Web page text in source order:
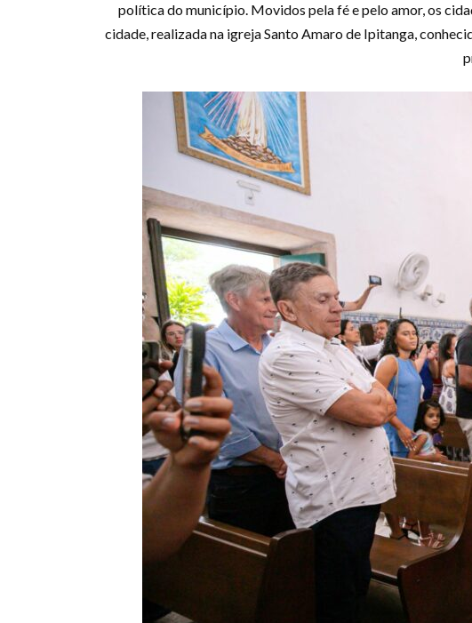
política do município. Movidos pela fé e pelo amor, os
cidade, realizada na igreja Santo Amaro de Ipitanga,